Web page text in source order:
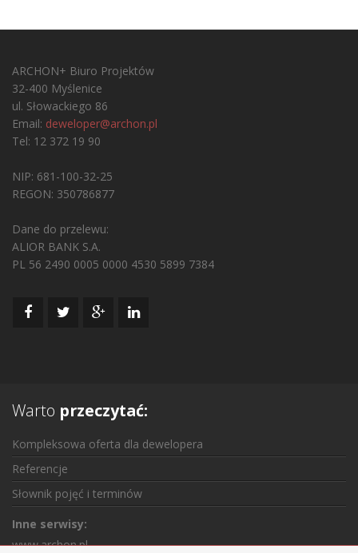
ARCHON+ Biuro Projektów
32-400 Myślenice
ul. Słowackiego 86
Email: deweloper@archon.pl
Tel: 12 372 19 90
NIP: 681-100-32-25
REGON: 350786877
Dane do przelewu:
ALIOR BANK S.A.
PL 56 2490 0005 0000 4530 5899 7384
Warto przeczytać:
Kompleksowa oferta dla dewelopera
Referencje
Słownik pojęć i terminów
Inne serwisy:
www.archon.pl